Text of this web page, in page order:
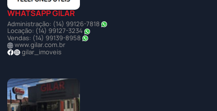
WHATSAPP GILAR
Administração: (14) 99126-7818
Locação: (14) 99127-3234
Vendas: (14) 99139-8958
www.gilar.com.br
gilar_imoveis